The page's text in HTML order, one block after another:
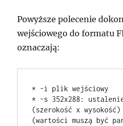
Powyższe polecenie
wejściowego do formatu
oznaczają:
* -i plik wejściowy
* -s 352x288:
(szerokość x
(wartości muszą być